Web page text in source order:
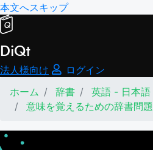
本文へスキップ
DiQt
法人様向け
ログイン
ホーム
辞書
英語 - 日本語
意味を覚えるための辞書問題